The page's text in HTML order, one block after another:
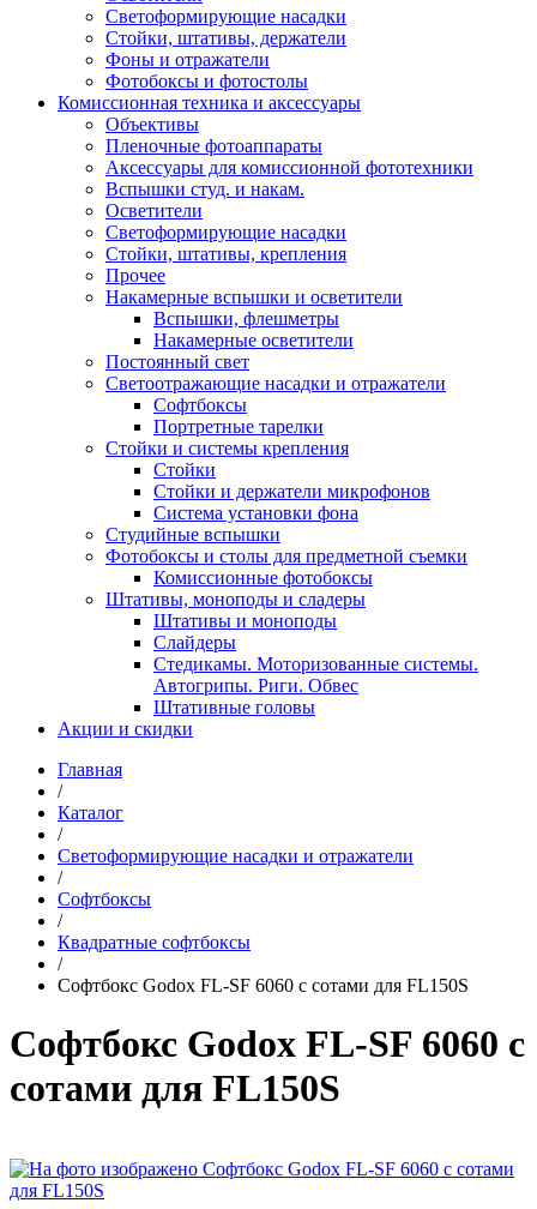
Светоформирующие насадки
Стойки, штативы, держатели
Фоны и отражатели
Фотобоксы и фотостолы
Комиссионная техника и аксессуары
Объективы
Пленочные фотоаппараты
Аксессуары для комиссионной фототехники
Вспышки студ. и накам.
Осветители
Светоформирующие насадки
Стойки, штативы, крепления
Прочее
Накамерные вспышки и осветители
Вспышки, флешметры
Накамерные осветители
Постоянный свет
Светоотражающие насадки и отражатели
Софтбоксы
Портретные тарелки
Стойки и системы крепления
Стойки
Стойки и держатели микрофонов
Система установки фона
Студийные вспышки
Фотобоксы и столы для предметной съемки
Комиссионные фотобоксы
Штативы, моноподы и сладеры
Штативы и моноподы
Слайдеры
Стедикамы. Моторизованные системы.
Автогрипы. Риги. Обвес
Штативные головы
Акции и скидки
Главная
/
Каталог
/
Светоформирующие насадки и отражатели
/
Софтбоксы
/
Квадратные софтбоксы
/
Софтбокс Godox FL-SF 6060 с сотами для FL150S
Софтбокс Godox FL-SF 6060 с
сотами для FL150S